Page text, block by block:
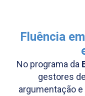
Fluência
No programa da
gestores
argumentação